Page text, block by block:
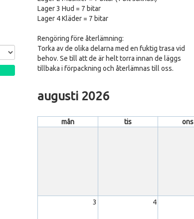
Lager 3 Hud = 7 bitar
Lager 4 Kläder = 7 bitar
Rengöring före återlämning:
Torka av de olika delarna med en fuktig trasa vid
behov. Se till att de är helt torra innan de läggs
tillbaka i förpackning och återlämnas till oss.
augusti 2026
mån tis ons
3 4